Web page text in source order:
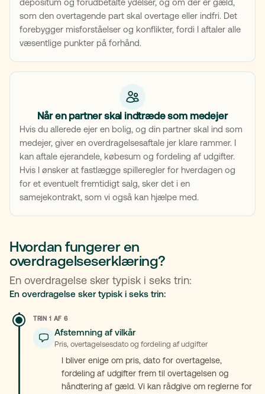
depositum og forudbetalte ydelser, og om der er gæld,
som den overtagende part skal overtage eller indfri. Det
forebygger misforståelser og konflikter, fordi I aftaler alle
væsentlige punkter på forhånd.
Når en partner skal indtræde som medejer
Hvis du allerede ejer en bolig, og din partner skal ind som
medejer, giver en overdragelsesaftale jer klare rammer. I
kan aftale ejerandele, købesum og fordeling af udgifter.
Hvis I ønsker at fastlægge spilleregler for hverdagen og
for et eventuelt fremtidigt salg, sker det i en
samejekontrakt, som vi også kan hjælpe med.
Hvordan fungerer en
overdragelseserklæring?
En overdragelse sker typisk i seks trin:
En overdragelse sker typisk i seks trin:
TRIN 1 AF 6
Afstemning af vilkår
Pris, overtagelsesdato og fordeling af udgifter
I bliver enige om pris, dato for overtagelse,
fordeling af udgifter frem til overtagelsen og
håndtering af gæld. Vi kan rådgive om reglerne for